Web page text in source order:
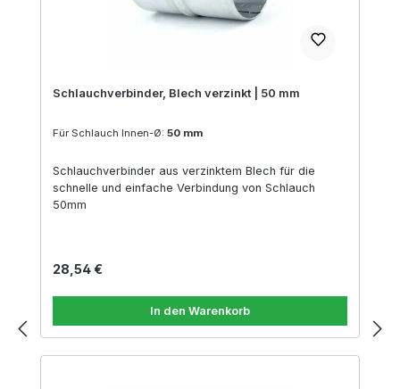
Schlauchverbinder, Blech verzinkt | 50 mm
Für Schlauch Innen-Ø: 50 mm
Schlauchverbinder aus verzinktem Blech für die
schnelle und einfache Verbindung von Schlauch
50mm
Regulärer Preis:
28,54 €
In den Warenkorb